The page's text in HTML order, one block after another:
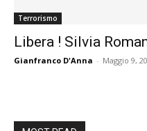
Terrorismo
Libera ! Silvia
Gianfranco D'Anna - Maggio 9,